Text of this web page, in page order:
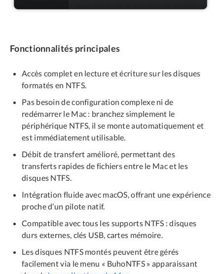
Fonctionnalités principales
Accès complet en lecture et écriture sur les disques
formatés en NTFS.
Pas besoin de configuration complexe ni de
redémarrer le Mac : branchez simplement le
périphérique NTFS, il se monte automatiquement et
est immédiatement utilisable.
Débit de transfert amélioré, permettant des
transferts rapides de fichiers entre le Mac et les
disques NTFS.
Intégration fluide avec macOS, offrant une expérience
proche d’un pilote natif.
Compatible avec tous les supports NTFS : disques
durs externes, clés USB, cartes mémoire.
Les disques NTFS montés peuvent être gérés
facilement via le menu « BuhoNTFS » apparaissant